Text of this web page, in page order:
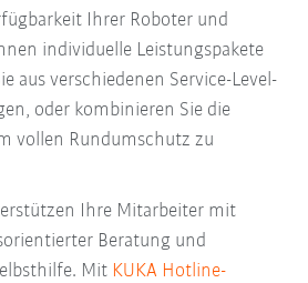
Ihrer Roboter und
individuelle Leistungspakete
aus verschiedenen Service-Level-
oder kombinieren Sie die
vollen Rundumschutz zu
Ihre Mitarbeiter mit
Beratung und
Mit KUKA Hotline-